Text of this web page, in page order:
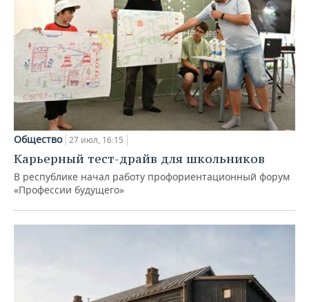
Общество 27 июл, 16:15
Карьерный тест-драйв для школьников
В республике начал работу профориентационный форум
«Профессии будущего»